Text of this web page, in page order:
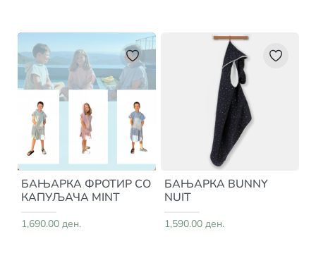
БАЊАРКА ФРОТИР СО
КАПУЉАЧА MINT
1,690.00 ден.
БАЊАРКА BUNNY
NUIT
1,590.00 ден.